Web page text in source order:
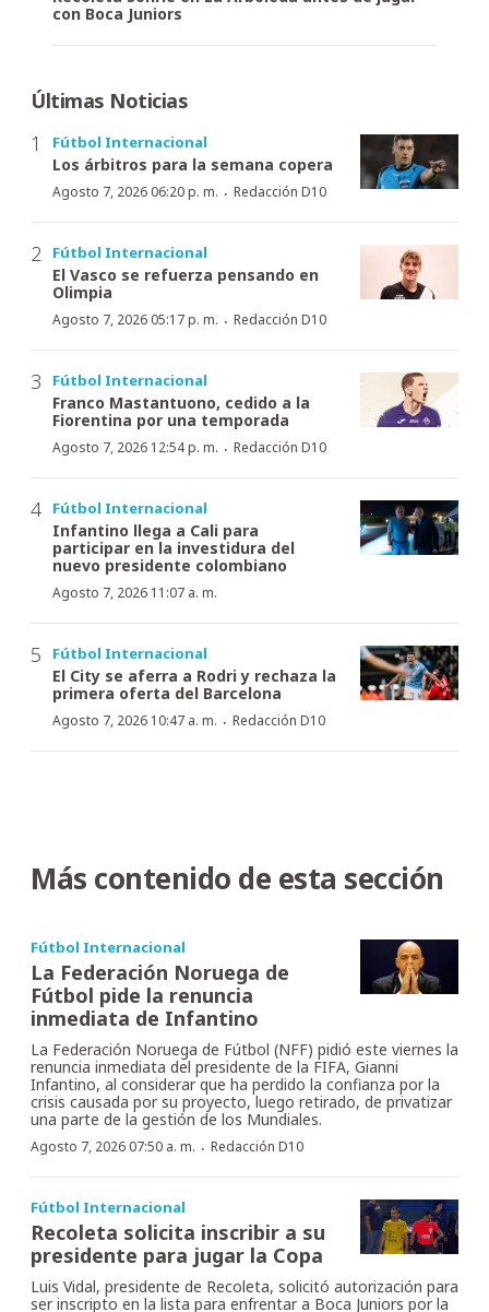
con Boca Juniors
Últimas Noticias
Fútbol Internacional
Los árbitros para la semana copera
Agosto 7, 2026 06:20 p. m. · Redacción D10
Fútbol Internacional
El Vasco se refuerza pensando en
Olimpia
Agosto 7, 2026 05:17 p. m. · Redacción D10
Fútbol Internacional
Franco Mastantuono, cedido a la
Fiorentina por una temporada
Agosto 7, 2026 12:54 p. m. · Redacción D10
Fútbol Internacional
Infantino llega a Cali para
participar en la investidura del
nuevo presidente colombiano
Agosto 7, 2026 11:07 a. m.
Fútbol Internacional
El City se aferra a Rodri y rechaza la
primera oferta del Barcelona
Agosto 7, 2026 10:47 a. m. · Redacción D10
Más contenido de esta sección
Fútbol Internacional
La Federación Noruega de
Fútbol pide la renuncia
inmediata de Infantino
La Federación Noruega de Fútbol (NFF) pidió este viernes la
renuncia inmediata del presidente de la FIFA, Gianni
Infantino, al considerar que ha perdido la confianza por la
crisis causada por su proyecto, luego retirado, de privatizar
una parte de la gestión de los Mundiales.
Agosto 7, 2026 07:50 a. m. · Redacción D10
Fútbol Internacional
Recoleta solicita inscribir a su
presidente para jugar la Copa
Luis Vidal, presidente de Recoleta, solicitó autorización para
ser inscripto en la lista para enfrentar a Boca Juniors por la